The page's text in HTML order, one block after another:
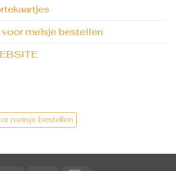
meisje bestellen
meisje bestellen